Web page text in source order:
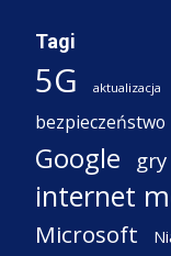
Tagi
5G aktualizacja
bezpieczeństwo
Google gry
internet
Microsoft